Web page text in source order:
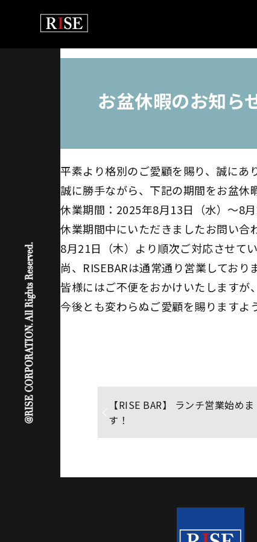
お盆休暇のお知ら
平素より格別のご愛顧を賜り、誠にあ
誠に勝手ながら、下記の期間をお盆休
休業期間：2025年8月13日（水）～8月
休業期間中にいただきましたお問い合
8月21日（木）より順次ご対応させてい
尚、RISEBARは通常通り営業しており
皆様にはご不便をおかけいたしますが
今後とも変わらぬご愛顧を賜りますよ
【RISE BAR】 ランチ営業始めま
す！